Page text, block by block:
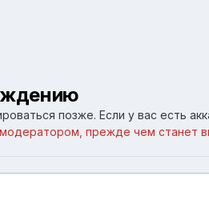
позже. Если у вас есть
прежде чем станет